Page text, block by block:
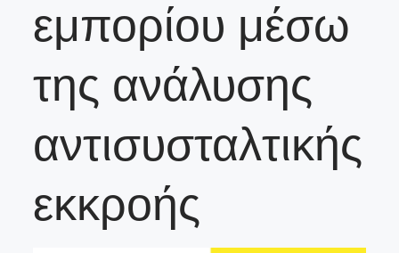
εμπορίου μέσω
της ανάλυσης
αντισυσταλτικής
εκκροής